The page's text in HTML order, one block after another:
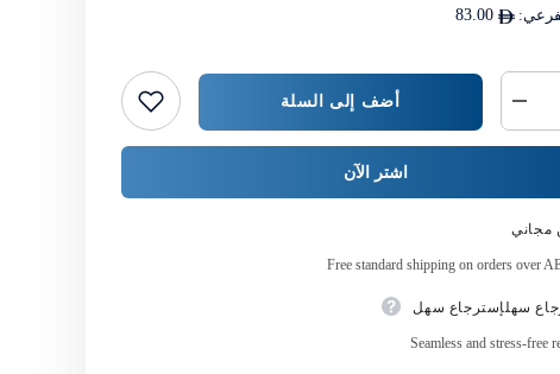
83.00
كمية
{{
أضف إلى السلة
اشتر الآن
مجاني
Free standard shipping on orders over
سهلإسترجاع سهل
Seamless and stress-free